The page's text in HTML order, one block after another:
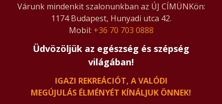
Várunk mindenkit szalonunkban az ÚJ CÍMÜNKön:
1174 Budapest, Hunyadi utca 42.
Mobil: +36 70 703 0888
Üdvözöljük az egészség és szépség
világában!
IGAZI REKREÁCIÓT, A VALÓDI
MEGÚJULÁS ÉLMÉNYÉT KÍNÁLJUK ÖNNEK!